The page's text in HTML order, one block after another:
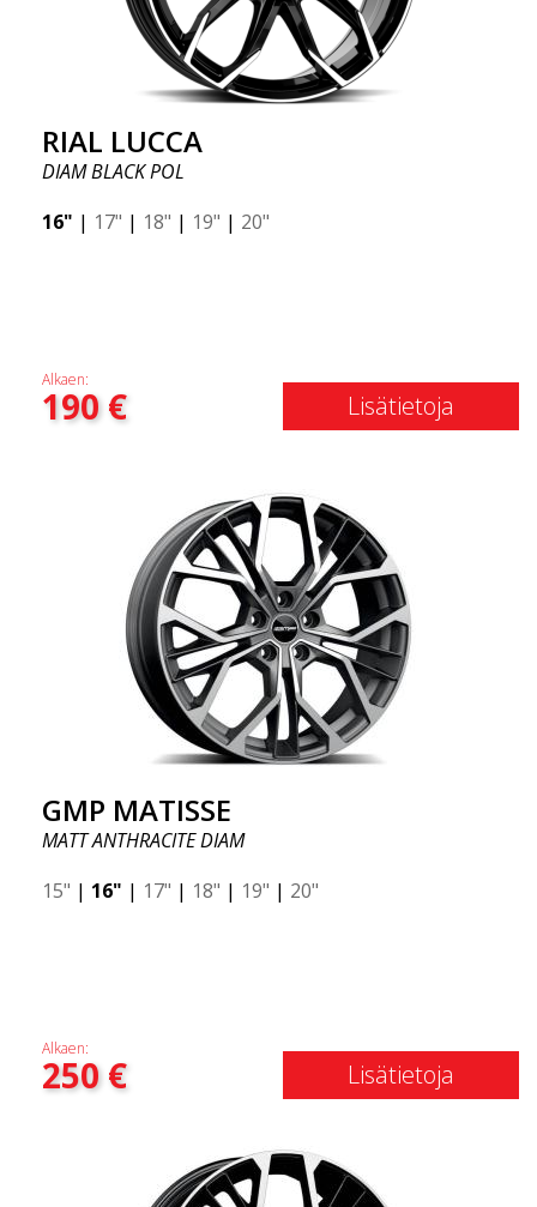
RIAL LUCCA
DIAM BLACK POL
16" | 17" | 18" | 19" | 20"
Alkaen:
190€ Lisätietoja
GMP MATISSE
MATT ANTHRACITE DIAM
15" | 16" | 17" | 18" | 19" | 20"
Alkaen:
250€ Lisätietoja